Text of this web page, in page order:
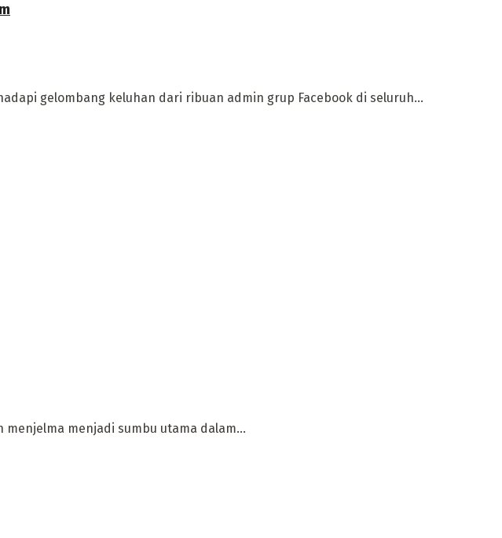
gelombang keluhan dari ribuan admin grup Facebook di seluruh...
menjadi sumbu utama dalam...